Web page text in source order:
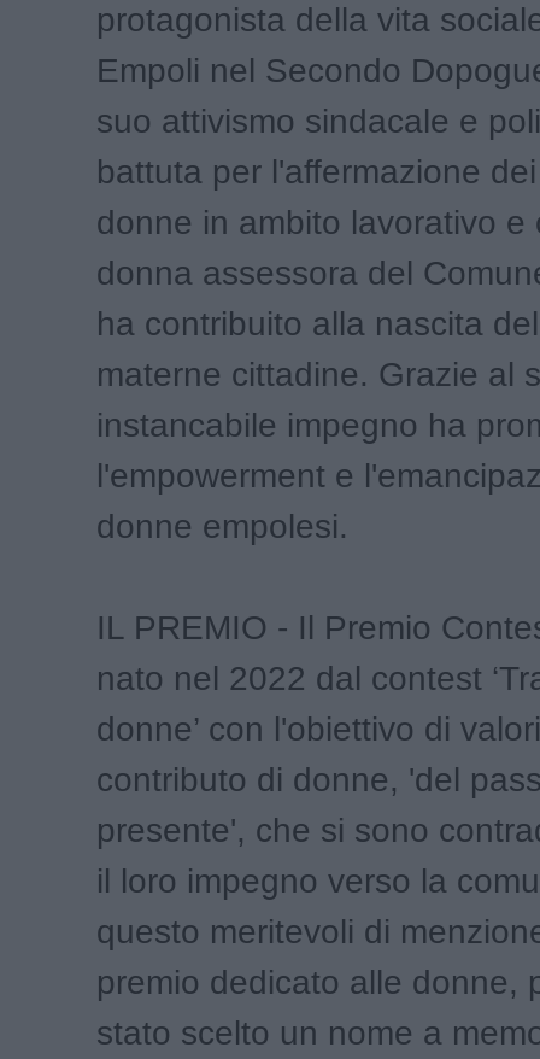
protagonista della vita
Empoli nel Secondo
suo attivismo sindacale e
battuta per l'affermazione
donne in ambito lavorativo e
donna assessora del
ha contribuito alla nascita
materne cittadine. Grazie al
instancabile impegno ha
l'empowerment e
donne empolesi.
IL PREMIO - Il Premio
nato nel 2022 dal contest
donne’ con l'obiettivo di
contributo di donne, 'del
presente', che si sono
il loro impegno verso la
questo meritevoli di
premio dedicato alle donne,
stato scelto un nome a